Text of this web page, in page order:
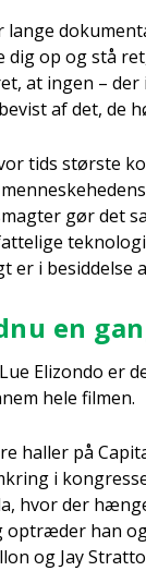
op og stå
at ingen –
af det, de
tids stør­ste
gør det
er i besid­del­se
en
Elizon­do er
hele fil­men.
hal­ler på
i
hvor der
optræ­der han
og Jay